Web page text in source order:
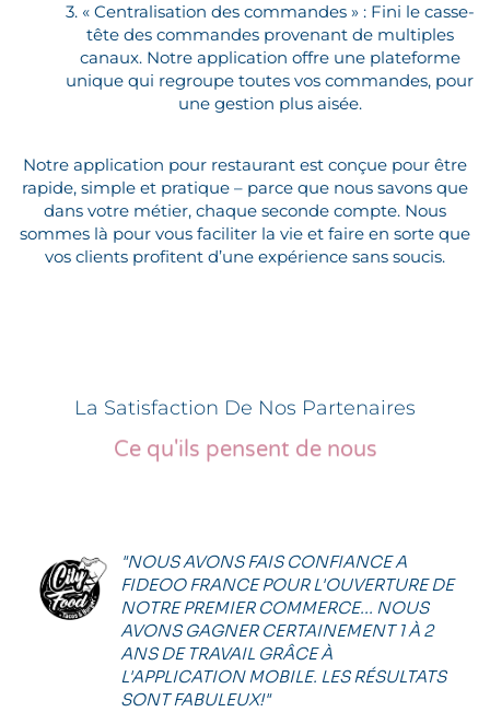
3. « Centralisation des commandes » : Fini le casse-
tête des commandes provenant de multiples
canaux. Notre application offre une plateforme
unique qui regroupe toutes vos commandes, pour
une gestion plus aisée.
Notre application pour restaurant est conçue pour être
rapide, simple et pratique – parce que nous savons que
dans votre métier, chaque seconde compte. Nous
sommes là pour vous faciliter la vie et faire en sorte que
vos clients profitent d’une expérience sans soucis.
La Satisfaction De Nos Partenaires
Ce qu'ils pensent de nous
"NOUS AVONS FAIS CONFIANCE A
FIDEOO FRANCE POUR L'OUVERTURE DE
NOTRE PREMIER COMMERCE... NOUS
AVONS GAGNER CERTAINEMENT 1 À 2
ANS DE TRAVAIL GRÂCE À
L'APPLICATION MOBILE. LES RÉSULTATS
SONT FABULEUX!"